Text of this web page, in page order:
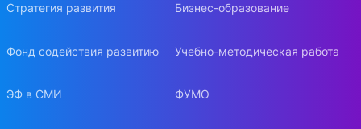
Стратегия развития
Фонд содействия развитию
ЭФ в СМИ
Бизнес-образование
Учебно-методическая работа
ФУМО